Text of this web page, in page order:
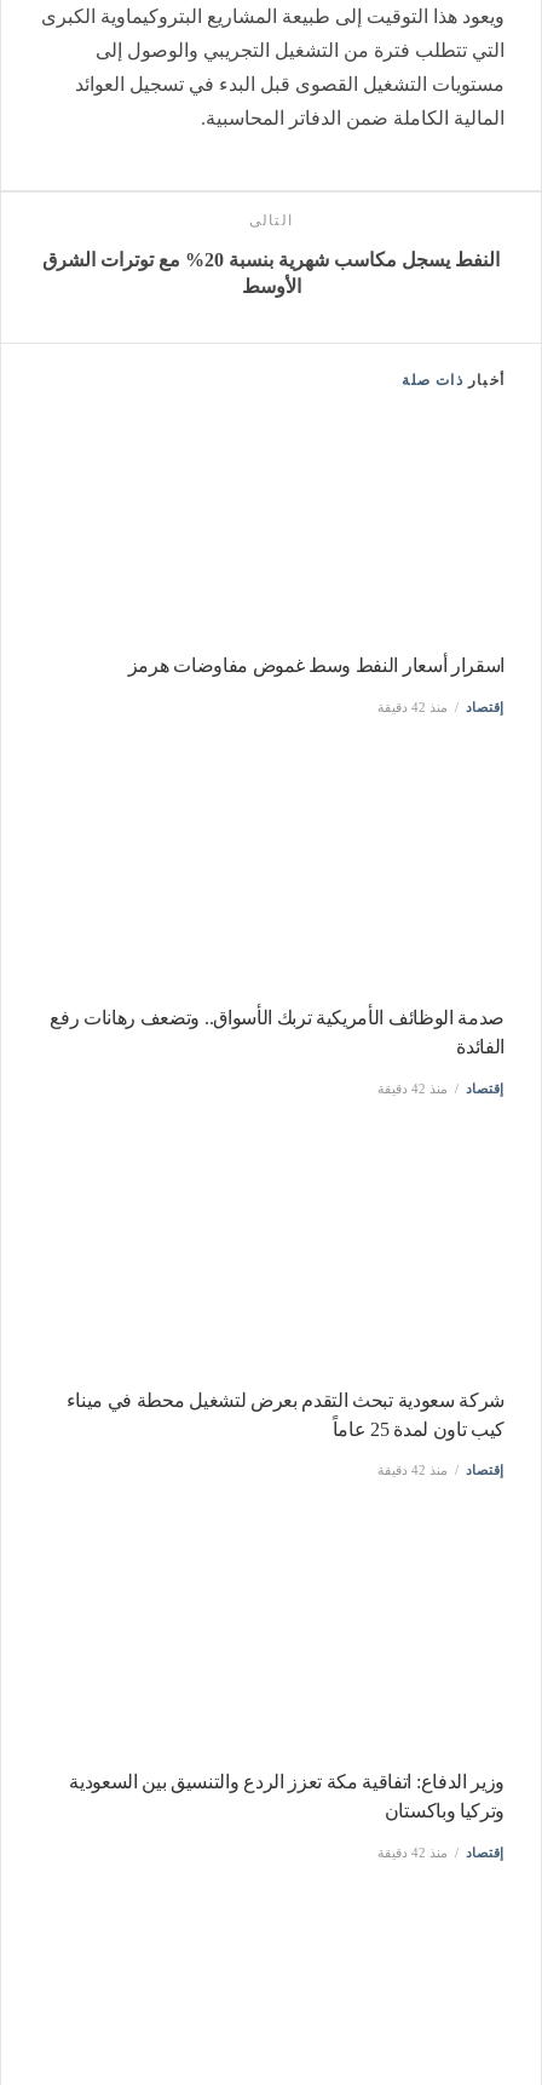
ويعود هذا التوقيت إلى طبيعة المشاريع البتروكيماوية الكبرى
التي تتطلب فترة من التشغيل التجريبي والوصول إلى
مستويات التشغيل القصوى قبل البدء في تسجيل العوائد
المالية الكاملة ضمن الدفاتر المحاسبية.
التالى
النفط يسجل مكاسب شهرية بنسبة 20% مع توترات الشرق
الأوسط
أخبار ذات صلة
اسقرار أسعار النفط وسط غموض مفاوضات هرمز
إقتصاد منذ 42 دقيقة
صدمة الوظائف الأمريكية تربك الأسواق.. وتضعف رهانات رفع
الفائدة
إقتصاد منذ 42 دقيقة
شركة سعودية تبحث التقدم بعرض لتشغيل محطة في ميناء
كيب تاون لمدة 25 عاماً
إقتصاد منذ 42 دقيقة
وزير الدفاع: اتفاقية مكة تعزز الردع والتنسيق بين السعودية
وتركيا وباكستان
إقتصاد منذ 42 دقيقة